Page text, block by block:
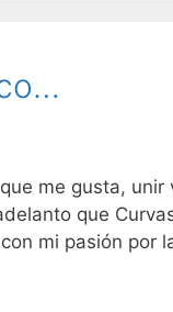
me gusta, unir
que
mi pasión por